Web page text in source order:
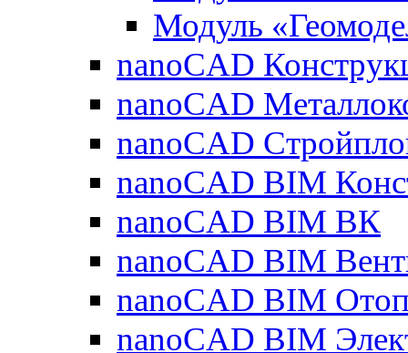
Модуль
nanoCAD
nanoCAD
nanoCAD
nanoCAD BIM
nanoCAD BIM ВК
nanoCAD BIM
nanoCAD BIM
nanoCAD BIM